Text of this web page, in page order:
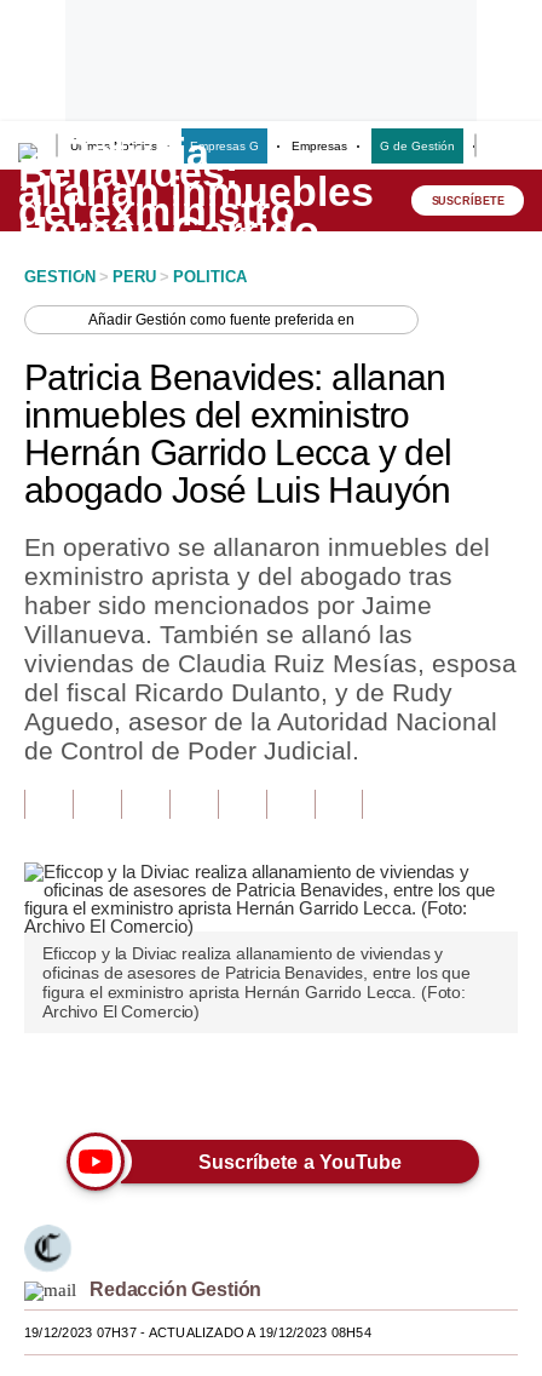
Últimas Noticias Empresas G Empresas G de Gestión
Lo último
Peru Quiosco
Economía
Mercados
Perú
Política
Tu Dinero
Finanzas Personales
Inmobiliarias
Plus G
Pregunta de hoy
Blogs
Tendencias
Lujo
Estilos
EEUU
México
SUSCRÍBETE
GESTION > PERU > POLITICA
AñadirGestión como fuente preferida en
Patricia Benavides: allanan
inmuebles del exministro
Hernán Garrido Lecca y del
abogado José Luis Hauyón
En operativo se allanaron inmuebles del
exministro aprista y del abogado tras
haber sido mencionados por Jaime
Villanueva. También se allanó las
viviendas de Claudia Ruiz Mesías, esposa
del fiscal Ricardo Dulanto, y de Rudy
Aguedo, asesor de la Autoridad Nacional
de Control de Poder Judicial.
Eficcop y la Diviac realiza allanamiento de viviendas y
oficinas de asesores de Patricia Benavides, entre los que
figura el exministro aprista Hernán Garrido Lecca. (Foto:
Archivo El Comercio)
Suscríbete a YouTube
Redacción Gestión
19/12/2023 07H37- ACTUALIZADO A 19/12/2023 08H54